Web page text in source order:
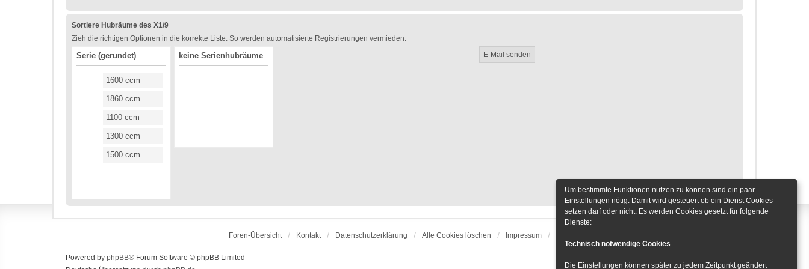
Sortiere Hubräume des X1/9
Zieh die richtigen Optionen in die korrekte Liste. So werden automatisierte Registrierungen vermieden.
Serie (gerundet)
1600 ccm
1860 ccm
1100 ccm
1300 ccm
1500 ccm
keine Serienhubräume
Foren-Übersicht Kontakt Datenschutzerklärung Alle Cookies löschen Impressum
Powered by phpBB® Forum Software © phpBB Limited
Um bestimmte Funktionen nutzen zu können sind ein paar
Einstellungen nötig. Damit wird gesteuert ob ein Dienst Cookies
setzen darf oder nicht. Es werden Cookies gesetzt für folgende
Dienste:
Technisch notwendige Cookies.
Die Einstellungen können später zu jedem Zeitpunkt geändert